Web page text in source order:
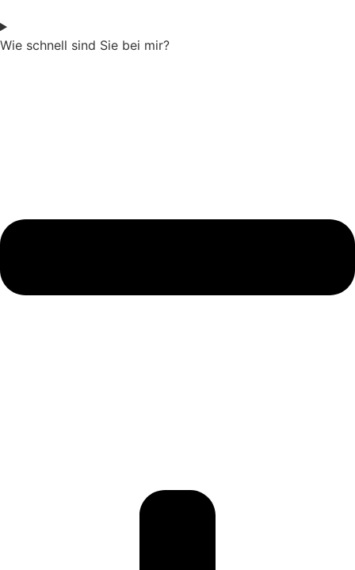
Wie schnell sind Sie bei mir?